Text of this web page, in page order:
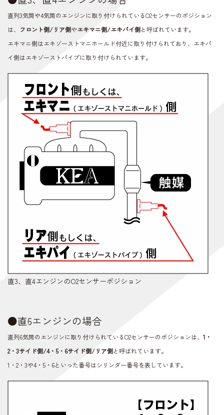
直列3気筒や4気筒のエンジンに取り付けられているO2センサーのポジション
は、 フロント側/リア側やエキマニ側/エキパイ側と呼ばれています。
エキマニ側はエキゾーストマニホールド付近に取り付けられており、エキパ
イ側はエキゾーストパイプに取り付けられています。
直3、直4エンジンのO2センサーポジション
●直6エンジンの場合
直列6気筒のエンジンに取り付けられているO2センサーのポジションは、 1・
2・3サイド側/4・5・6サイド側/リア側と呼ばれています。
1・2・3や4・5・6といった番号はシリンダー番号を表しています。